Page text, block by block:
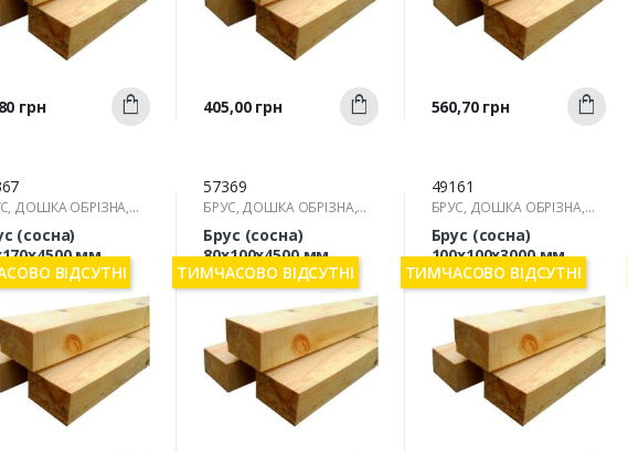
перегляд
грн Купити
перегляд
Ціна
405,00 грн Купити
перегляд
Ціна
560,70 грн Купити
ДОШКА ОБРІЗНА,
(сосна)
мм
ВІДСУТНІ
57369
БРУС, ДОШКА ОБРІЗНА,
РЕЙКА
Брус (сосна)
80х100х4500 мм
ТИМЧАСОВО ВІДСУТНІ
49161
БРУС, ДОШКА ОБРІЗНА,
РЕЙКА
Брус (сосна)
100х100х3000 мм
ТИМЧАСОВО ВІДСУТНІ